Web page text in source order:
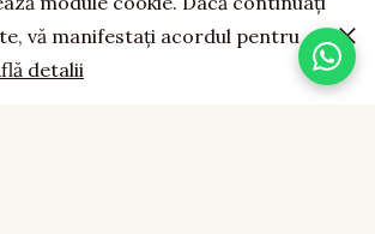
vă manifestaţi acordul pentru
detalii